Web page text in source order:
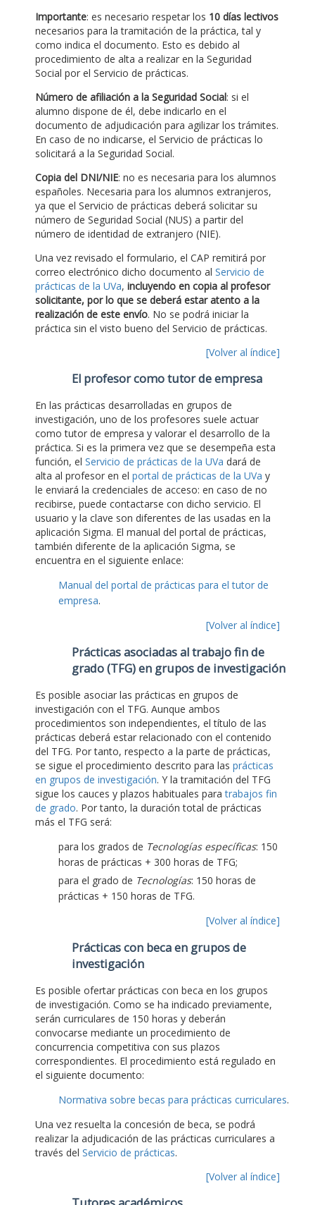
Importante: es necesario respetar los 10 días lectivos
necesarios para la tramitación de la práctica, tal y
como indica el documento. Esto es debido al
procedimiento de alta a realizar en la Seguridad
Social por el Servicio de prácticas.
Número de afiliación a la Seguridad Social: si el
alumno dispone de él, debe indicarlo en el
documento de adjudicación para agilizar los trámites.
En caso de no indicarse, el Servicio de prácticas lo
solicitará a la Seguridad Social.
Copia del DNI/NIE: no es necesaria para los alumnos
españoles. Necesaria para los alumnos extranjeros,
ya que el Servicio de prácticas deberá solicitar su
número de Seguridad Social (NUS) a partir del
número de identidad de extranjero (NIE).
Una vez revisado el formulario, el CAP remitirá por
correo electrónico dicho documento al Servicio de
prácticas de la UVa, incluyendo en copia al profesor
solicitante, por lo que se deberá estar atento a la
realización de este envío. No se podrá iniciar la
práctica sin el visto bueno del Servicio de prácticas.
[Volver al índice]
El profesor como tutor de empresa
En las prácticas desarrolladas en grupos de
investigación, uno de los profesores suele actuar
como tutor de empresa y valorar el desarrollo de la
práctica. Si es la primera vez que se desempeña esta
función, el Servicio de prácticas de la UVa dará de
alta al profesor en el portal de prácticas de la UVa y
le enviará la credenciales de acceso: en caso de no
recibirse, puede contactarse con dicho servicio. El
usuario y la clave son diferentes de las usadas en la
aplicación Sigma. El manual del portal de prácticas,
también diferente de la aplicación Sigma, se
encuentra en el siguiente enlace:
Manual del portal de prácticas para el tutor de
empresa.
[Volver al índice]
Prácticas asociadas al trabajo fin de
grado (TFG) en grupos de investigación
Es posible asociar las prácticas en grupos de
investigación con el TFG. Aunque ambos
procedimientos son independientes, el título de las
prácticas deberá estar relacionado con el contenido
del TFG. Por tanto, respecto a la parte de prácticas,
se sigue el procedimiento descrito para las prácticas
en grupos de investigación. Y la tramitación del TFG
sigue los cauces y plazos habituales paratrabajos fin
de grado. Por tanto, la duración total de prácticas
más el TFG será:
para los grados de Tecnologías específicas: 150
horas de prácticas + 300 horas de TFG;
para el grado de Tecnologías: 150 horas de
prácticas + 150 horas de TFG.
[Volver al índice]
Prácticas con beca en grupos de
investigación
Es posible ofertar prácticas con beca en los grupos
de investigación. Como se ha indicado previamente,
serán curriculares de 150 horas y deberán
convocarse mediante un procedimiento de
concurrencia competitiva con sus plazos
correspondientes. El procedimiento está regulado en
el siguiente documento:
Normativa sobre becas para prácticas curriculares.
Una vez resuelta la concesión de beca, se podrá
realizar la adjudicación de las prácticas curriculares a
través del Servicio de prácticas.
[Volver al índice]